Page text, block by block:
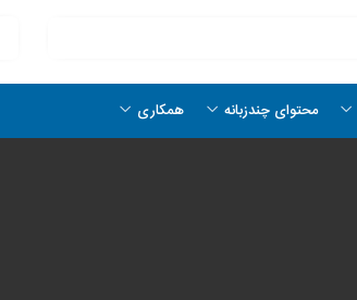
محتوای چندزبانه همکاری